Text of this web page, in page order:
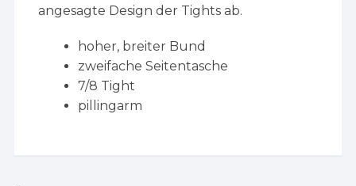
angesagte Design der Tights ab.
hoher, breiter Bund
zweifache Seitentasche
7/8 Tight
pillingarm